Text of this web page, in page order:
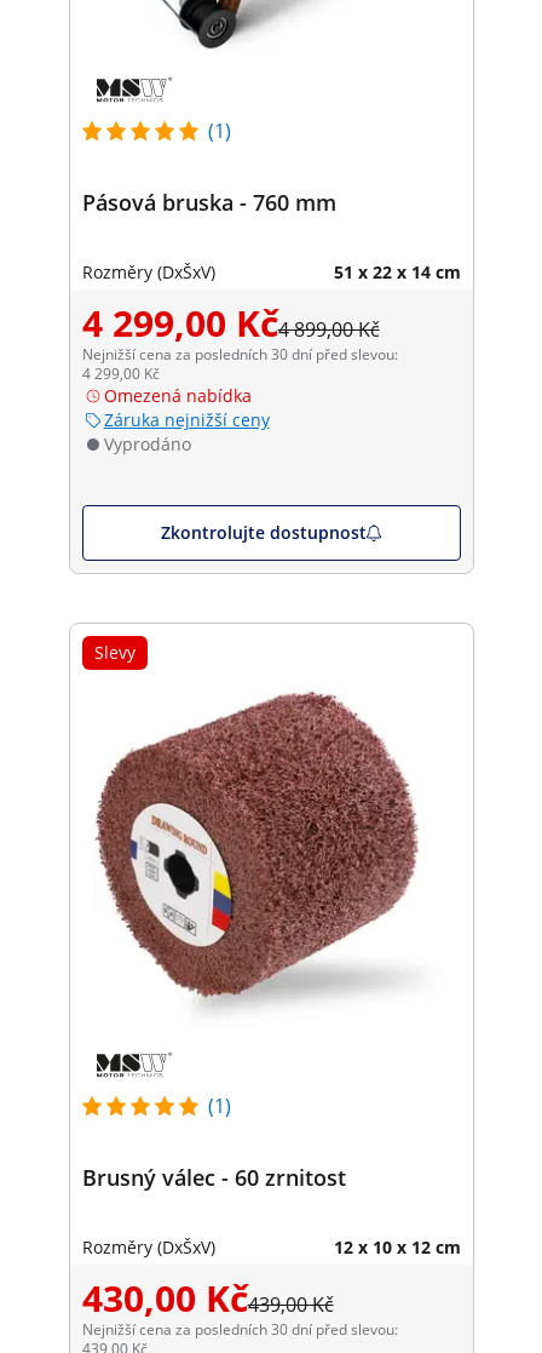
(1)
Pásová bruska - 760 mm
Rozměry (DxŠxV) 51 x 22 x 14 cm
4 299,00 Kč4 899,00 Kč
Nejnižší cena za posledních 30 dní před slevou:
4 299,00 Kč
Omezená nabídka
Záruka nejnižší ceny
Vyprodáno
Zkontrolujte dostupnost
Slevy
(1)
Brusný válec - 60 zrnitost
Rozměry (DxŠxV) 12 x 10 x 12 cm
430,00 Kč439,00 Kč
Nejnižší cena za posledních 30 dní před slevou:
439,00 Kč